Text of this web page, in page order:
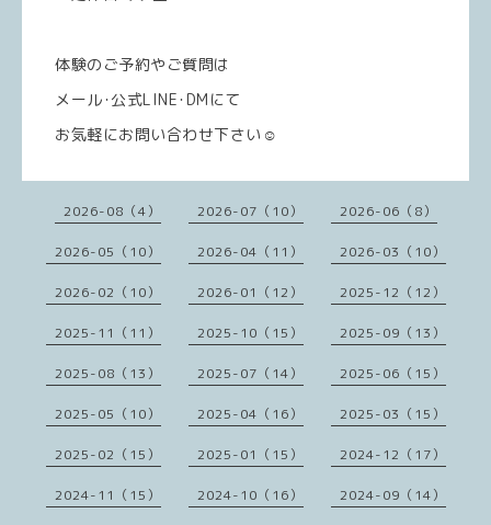
体験のご予約やご質問は
メール･公式LINE･DMにて
お気軽にお問い合わせ下さい☺️
2026-08（4） 2026-07（10） 2026-06（8）
2026-05（10） 2026-04（11） 2026-03（10）
2026-02（10） 2026-01（12） 2025-12（12）
2025-11（11） 2025-10（15） 2025-09（13）
2025-08（13） 2025-07（14） 2025-06（15）
2025-05（10） 2025-04（16） 2025-03（15）
2025-02（15） 2025-01（15） 2024-12（17）
2024-11（15） 2024-10（16） 2024-09（14）